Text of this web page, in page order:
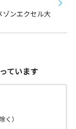
ンエクセル大
ています
く）